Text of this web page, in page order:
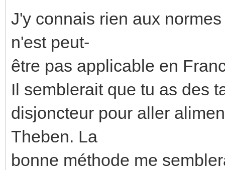
J'y connais rien aux
n'est peut-
être pas applicable en
Il semblerait que tu as des
disjoncteur pour aller
Theben. La
bonne méthode me